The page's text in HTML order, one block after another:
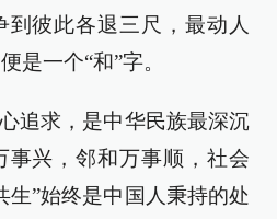
彼此各退三尺，最动人
是一个“和”字。
追求，是中华民族最深沉
事兴，邻和万事顺，社会
生”始终是中国人秉持的处